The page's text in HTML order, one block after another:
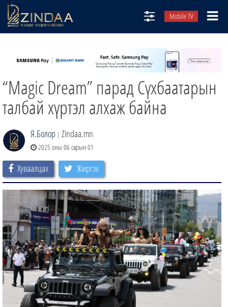
Mobile TV
ТВ8
ӨГЛӨӨНИЙ СОНИН
АУДИО ЗОХИОЛ
“Magic Dream” парад Сүхбаатарын
талбай хүртэл алхаж байна
Я.Болор | Zindaa.mn
2025 оны 06 сарын 01
Хуваалцах Жиргэх